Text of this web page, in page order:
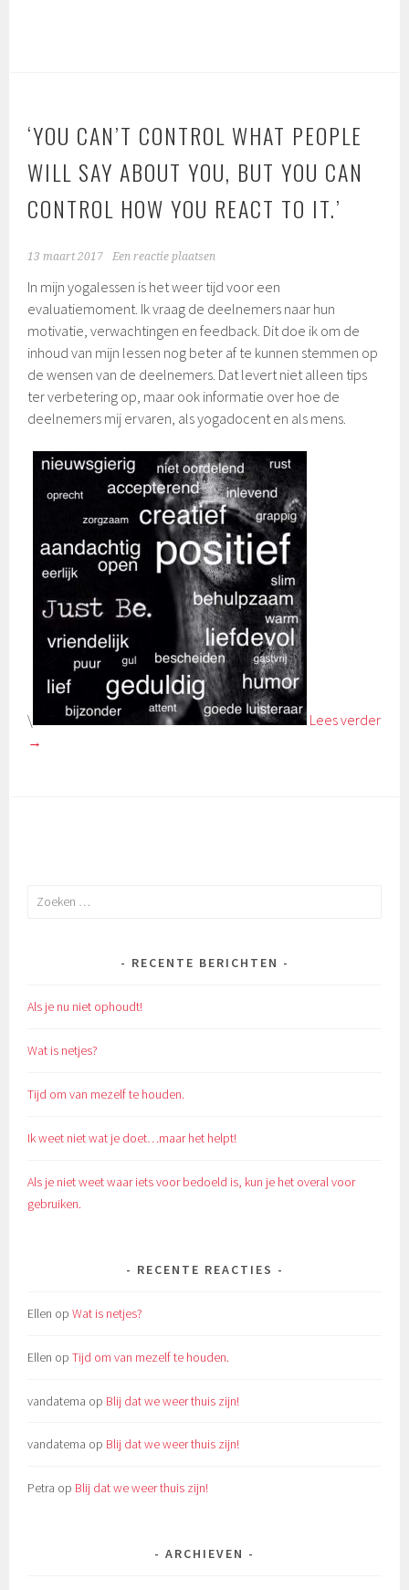
‘YOU CAN’T CONTROL WHAT PEOPLE
WILL SAY ABOUT YOU, BUT YOU CAN
CONTROL HOW YOU REACT TO IT.’
13 maart 2017 Een reactie plaatsen
In mijn yogalessen is het weer tijd voor een
evaluatiemoment. Ik vraag de deelnemers naar hun
motivatie, verwachtingen en feedback. Dit doe ik om de
inhoud van mijn lessen nog beter af te kunnen stemmen op
de wensen van de deelnemers. Dat levert niet alleen tips
ter verbetering op, maar ook informatie over hoe de
deelnemers mij ervaren, als yogadocent en als mens.
\
Lees verder
→
Zoeken
RECENTE BERICHTEN
Als je nu niet ophoudt!
Wat is netjes?
Tijd om van mezelf te houden.
Ik weet niet wat je doet…maar het helpt!
Als je niet weet waar iets voor bedoeld is, kun je het overal voor
gebruiken.
RECENTE REACTIES
Ellen opWat is netjes?
Ellen opTijd om van mezelf te houden.
vandatema op Blij dat we weer thuis zijn!
vandatema op Blij dat we weer thuis zijn!
Petra op Blij dat we weer thuis zijn!
ARCHIEVEN